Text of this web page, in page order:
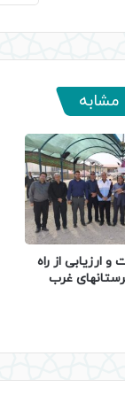
و ارزیابی از راه
غرب